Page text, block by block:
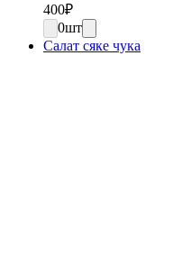
400₽
0шт
Салат сяке чука